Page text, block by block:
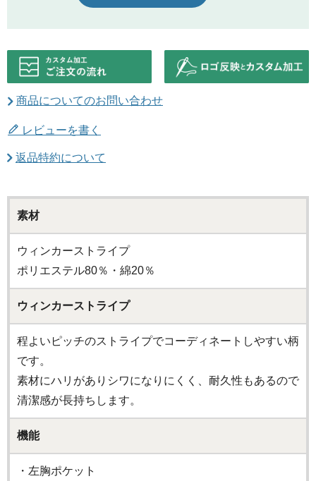
商品についてのお問い合わせ
レビューを書く
返品特約について
素材
ウィンカーストライプ
ポリエステル80％・綿20％
ウィンカーストライプ
程よいピッチのストライプでコーディネートしやすい柄
です。
素材にハリがありシワになりにくく、耐久性もあるので
清潔感が長持ちします。
機能
・左胸ポケット